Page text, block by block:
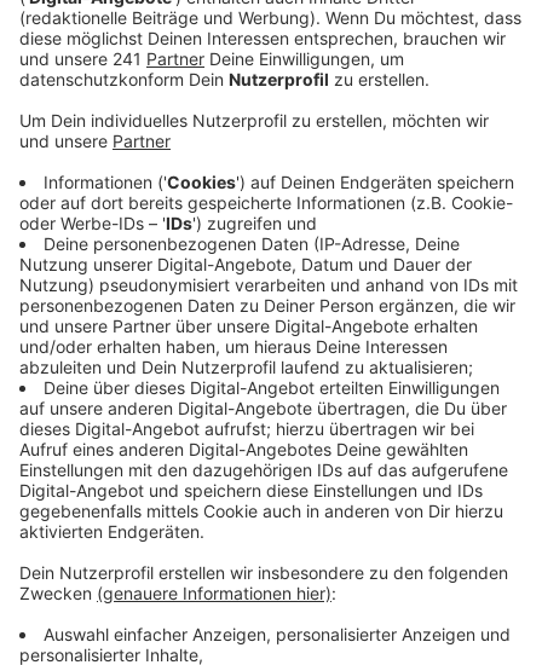
Mit ihrer Debut-Single "Sweet but Psycho" hat Ava die
Charts in 17 Ländern gestürmt. 180 Mio. Views auf
YouTube brachten ihr den Titel "Artist to watch" 2019
ein. Dass man bei soviel Erfolg als Newcomer schon
mal ein bisschen glaubt ein Superheld zu sein, ist
verständlich. IM Video ihrer neuen Single "Torn"
schlüpft Ava auch direkt ins rot-goldene Kostüm und
besiegt die Bösewichte.
Anzeige
Wir benötigen Ihre
Zustimmung, um den YouTube
Video-Service zu laden!
Wir verwenden einen Service eines
Drittanbieters, um Videoinhalte
einzubetten. Dieser Service kann
Daten zu Ihren Aktivitäten
sammeln. Bitte lesen Sie die